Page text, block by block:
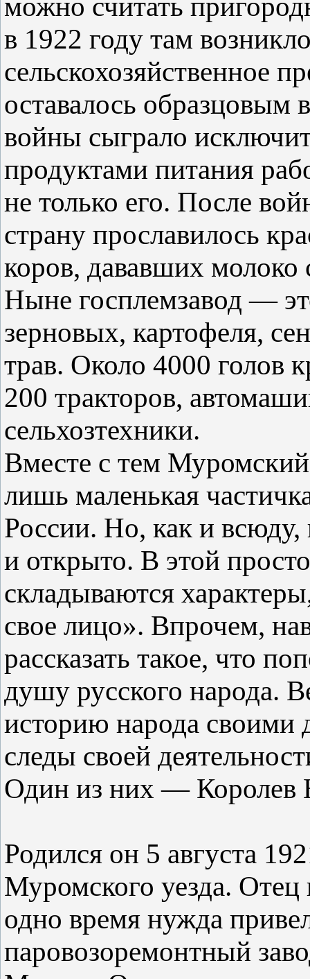
можно считать
в 1922 году там
сельскохозяйственное
оставалось образцовым
войны сыграло
продуктами питания
не только его. После
страну прославилось
коров, дававших
Ныне госплемзавод —
зерновых, картофеля,
трав. Около 4000 голов
200 тракторов,
сельхозтехники.
Вместе с тем
лишь маленькая
России. Но, как и
и открыто. В этой
складываются
свое лицо». Впрочем,
рассказать такое, что
душу русского народа.
историю народа своими
следы своей
Один из них — Королев
Родился он 5 августа
Муромского уезда. Отец
одно время нужда
паровозоремонтный